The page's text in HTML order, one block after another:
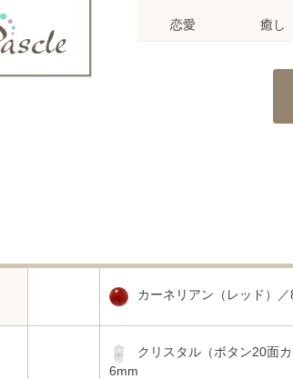
恋愛 癒し
カーネリアン（レッド）
クリスタル（ボタン20面
6mm